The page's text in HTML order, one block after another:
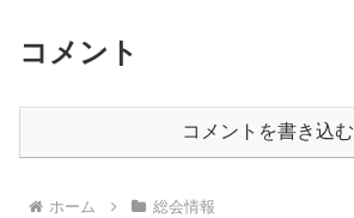
コメント
コメントを書き込む
ホーム 総会情報